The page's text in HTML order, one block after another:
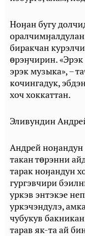
Ноӈан бугу
биракчан
ɵрэӈчирин.
эрэк музыка», –
кочингадук,
хоч хоккаттан.
Эливундин
Андрей ноӈандун
такан тɵрэнни
тарак ноӈандун
гургэвчири
уркэв энтэкэе
уркэчэндулэ,
чубукув
тарав як-та ай